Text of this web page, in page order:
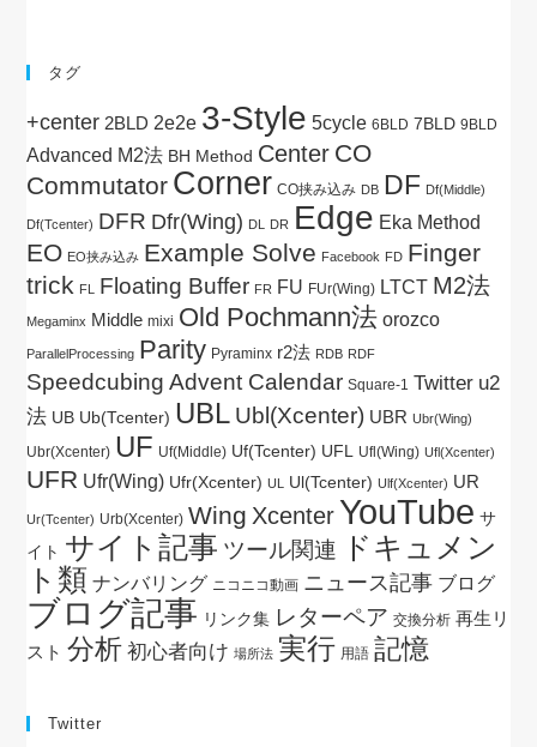
タグ
+center 2BLD 2e2e 3-Style 5cycle 6BLD 7BLD 9BLD
Advanced M2法 BH Method Center CO
Commutator Corner CO挟み込み DB DF Df(Middle)
Df(Tcenter) DFR Dfr(Wing) DL DR Edge Eka Method
EO EO挟み込み Example Solve Facebook FD Finger
trick FL Floating Buffer FR FU FUr(Wing) LTCT M2法
Megaminx Middle mixi Old Pochmann法 orozco
ParallelProcessing Parity Pyraminx r2法 RDB RDF
Speedcubing Advent Calendar Square-1 Twitter u2
法 UB Ub(Tcenter) UBL Ubl(Xcenter) UBR Ubr(Wing)
Ubr(Xcenter) UF Uf(Middle) Uf(Tcenter) UFL Ufl(Wing) Ufl(Xcenter)
UFR Ufr(Wing) Ufr(Xcenter) UL Ul(Tcenter) Ulf(Xcenter) UR
Ur(Tcenter) Urb(Xcenter) Wing Xcenter YouTube サ
イト サイト記事 ツール関連
ドキュメン
ト類 ナンバリング ニコニコ動画 ニュース記事 ブログ
ブログ記事 リンク集 レターペア 交換分析 再生リ
スト 分析 初心者向け 場所法 実行 用語 記憶
Twitter